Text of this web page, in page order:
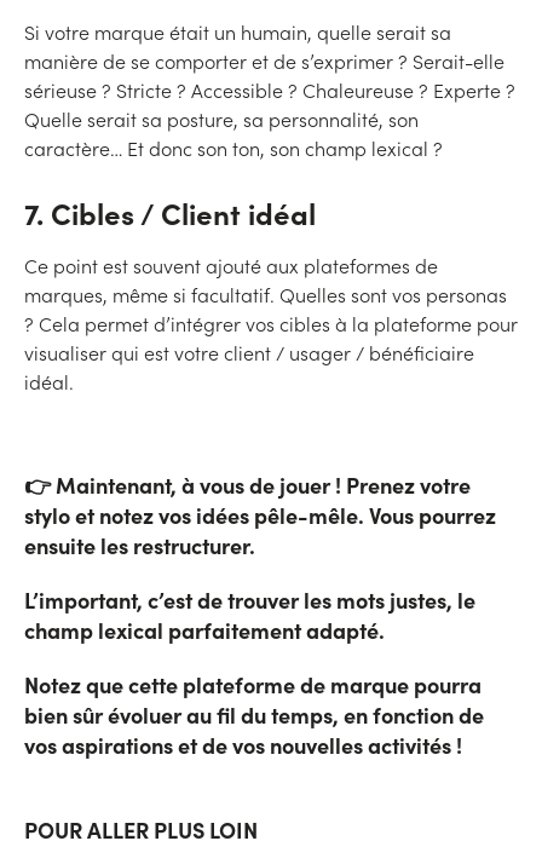
Si votre marque était un humain, quelle serait sa
manière de se comporter et de s’exprimer ? Serait-elle
sérieuse ? Stricte ? Accessible ? Chaleureuse ? Experte ?
Quelle serait sa posture, sa personnalité, son
caractère… Et donc son ton, son champ lexical ?
7. Cibles / Client idéal
Ce point est souvent ajouté aux plateformes de
marques, même si facultatif. Quelles sont vos personas
? Cela permet d’intégrer vos cibles à la plateforme pour
visualiser qui est votre client / usager / bénéficiaire
idéal.
👉 Maintenant, à vous de jouer ! Prenez votre
stylo et notez vos idées pêle-mêle. Vous pourrez
ensuite les restructurer.
L’important, c’est de trouver les mots justes, le
champ lexical parfaitement adapté.
Notez que cette plateforme de marque pourra
bien sûr évoluer au fil du temps, en fonction de
vos aspirations et de vos nouvelles activités !
POUR ALLER PLUS LOIN